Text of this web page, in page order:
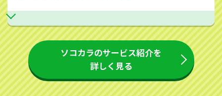
ソコカラのサービス紹介を
詳しく見る